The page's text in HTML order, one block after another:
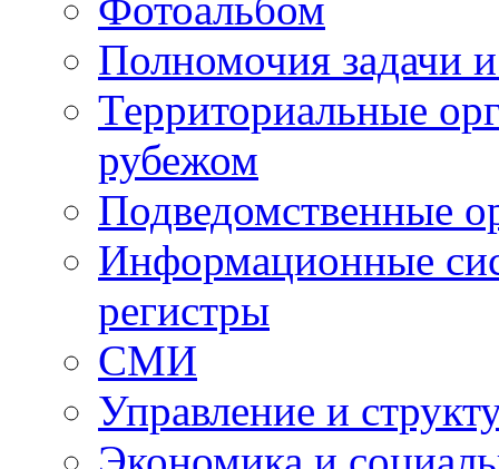
Полномочия задачи
Территориальные
рубежом
Подведомственные
Информационные
регистры
СМИ
Управление и